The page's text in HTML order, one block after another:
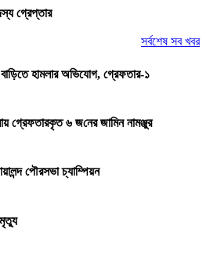
গ্রেপ্তার
সর্বশেষ সব খবর
বাড়িতে হামলার অভিযোগ, গ্রেফতার-১
গ্রেফতারকৃত ৬ জ‌নের জা‌মিন নামঞ্জুর
পৌরসভা চ্যাম্পিয়ন